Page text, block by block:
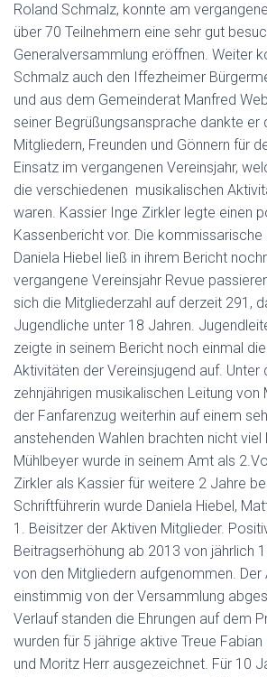
Roland Schmalz, konnte am
über 70 Teilnehmern eine sehr gut
Generalversammlung eröffnen. Weiter
Schmalz auch den Iffezheimer
und aus dem Gemeinderat Manfred
seiner Begrüßungsansprache dankte er
Mitgliedern, Freunden und Gönnern für
Einsatz im vergangenen Vereinsjahr,
die verschiedenen musikalischen
waren. Kassier Inge Zirkler legte einen
Kassenbericht vor. Die kommissarische
Daniela Hiebel ließ in ihrem Bericht
vergangene Vereinsjahr Revue
sich die Mitgliederzahl auf derzeit 291,
Jugendliche unter 18 Jahren.
zeigte in seinem Bericht noch einmal
Aktivitäten der Vereinsjugend auf. Unter
zehnjährigen musikalischen Leitung
der Fanfarenzug weiterhin auf einem
anstehenden Wahlen brachten nicht viel
Mühlbeyer wurde in seinem Amt als
Zirkler als Kassier für weitere 2 Jahre
Schriftführerin wurde Daniela Hiebel,
1. Beisitzer der Aktiven Mitglieder.
Beitragserhöhung ab 2013 von jährlich
von den Mitgliedern aufgenommen. Der
einstimmig von der Versammlung
Verlauf standen die Ehrungen auf dem
wurden für 5 jährige aktive Treue Fabian
und Moritz Herr ausgezeichnet. Für 10